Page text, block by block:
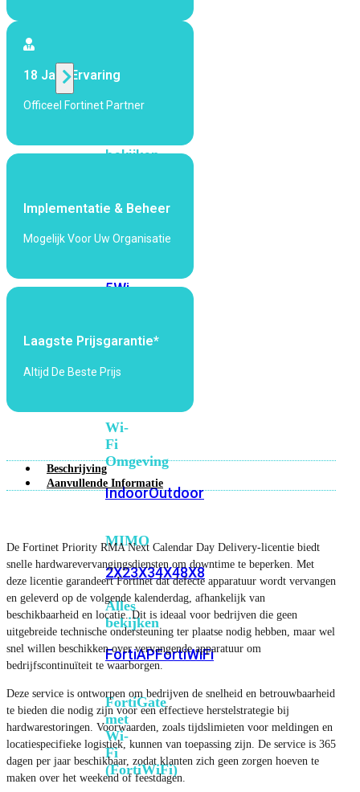
Alle
bekijken
Fi
5Wi-
Fi
Fi
Wi-
Fi
Omgeving
IndoorOutdoor
MIMO
2X23X34X48X8
Alles
bekijken
FortiAPFortiWiFi
FortiGate
met
Wi-
Fi
(FortiWiFi)
18 Jaar Ervaring
Officeel Fortinet Partner
Implementatie & Beheer
Mogelijk Voor Uw Organisatie
Laagste Prijsgarantie*
Altijd De Beste Prijs
Beschrijving
Aanvullende Informatie
De Fortinet Priority RMA Next Calendar Day Delivery-licentie biedt
snelle hardwarevervangingsdiensten om downtime te beperken. Met
deze licentie garandeert Fortinet dat defecte apparatuur wordt vervangen
en geleverd op de volgende kalenderdag, afhankelijk van
beschikbaarheid en locatie. Dit is ideaal voor bedrijven die geen
uitgebreide technische ondersteuning ter plaatse nodig hebben, maar wel
snel willen beschikken over vervangende apparatuur om
bedrijfscontinuïteit te waarborgen.
Deze service is ontworpen om bedrijven de snelheid en betrouwbaarheid
te bieden die nodig zijn voor een effectieve herstelstrategie bij
hardwarestoringen. Voorwaarden, zoals tijdslimieten voor meldingen en
locatiespecifieke logistiek, kunnen van toepassing zijn. De service is 365
dagen per jaar beschikbaar, zodat klanten zich geen zorgen hoeven te
maken over het weekend of feestdagen.